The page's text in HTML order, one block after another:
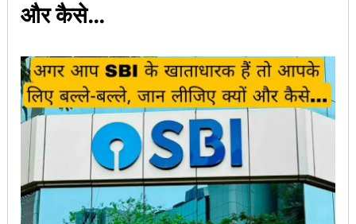
और कैसे…